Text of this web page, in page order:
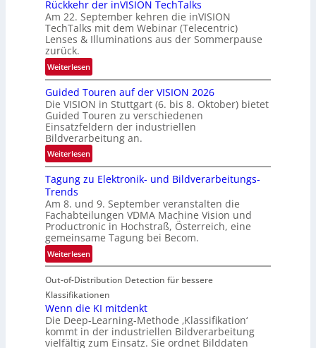
n
b
e
g
r
e
z
t
e
M
ö
g
l
c
h
k
e
i
n
Rückkehr der inVISION TechTalks
Am 22. September kehren die inVISION
TechTalks mit dem Webinar (Telecentric)
Lenses & Illuminations aus der Sommerpause
zurück.
Weiterlesen:
R
ü
c
k
k
e
h
e
r
i
n
V
I
S
I
O
N
T
Guided Touren auf der VISION 2026
Die VISION in Stuttgart (6. bis 8. Oktober) bietet
Guided Touren zu verschiedenen
Einsatzfeldern der industriellen
Bildverarbeitung an.
Weiterlesen:
G
u
d
e
d
T
o
e
n
a
u
Tagung zu Elektronik- und Bildverarbeitungs-
Trends
Am 8. und 9. September veranstalten die
Fachabteilungen VDMA Machine Vision und
Productronic in Hochstraß, Österreich, eine
gemeinsame Tagung bei Becom.
Weiterlesen:
T
a
g
u
n
g
Out-of-Distribution Detection für bessere
Klassifikationen
Wenn die KI mitdenkt
Die Deep-Learning-Methode ‚Klassifikation‘
kommt in der industriellen Bildverarbeitung
vielfältig zum Einsatz. Sie ordnet Bilddaten